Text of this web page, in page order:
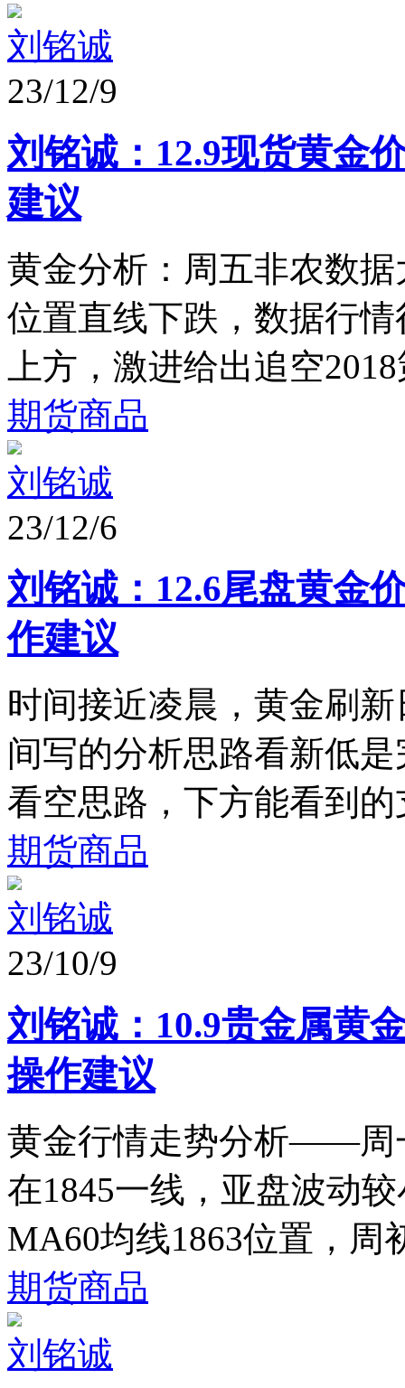
刘铭诚
23/12/9
刘铭诚：12.9现货黄金
建议
黄金分析：周五非农数
位置直线下跌，数据行
上方，激进给出追空
期货商品
刘铭诚
23/12/6
刘铭诚：12.6尾盘黄金
作建议
时间接近凌晨，黄金刷
间写的分析思路看新低
看空思路，下方能看到
期货商品
刘铭诚
23/10/9
刘铭诚：10.9贵金属黄
操作建议
黄金行情走势分析——周
在1845一线，亚盘波动
MA60均线1863位置，周
期货商品
刘铭诚